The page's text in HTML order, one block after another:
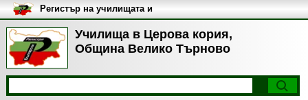
Училища в Церова кория,
Община Велико Търново
Регистър на училищата и
университетите в България